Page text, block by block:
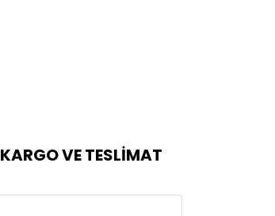
KARGO VE TESLİMAT